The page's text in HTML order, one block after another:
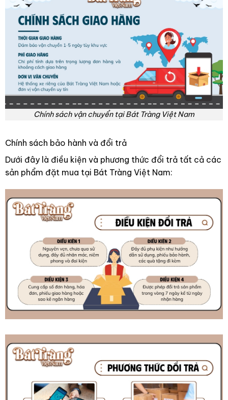
Chính sách vận chuyển tại Bát Tràng Việt Nam
Chính sách bảo hành và đổi trả
Dưới đây là điều kiện và phương thức đổi trả tất cả các
sản phẩm đặt mua tại Bát Tràng Việt Nam: